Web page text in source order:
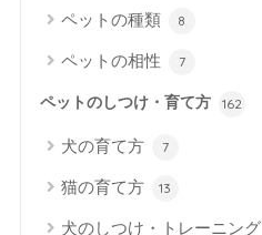
ペットの種類 8
ペットの相性 7
ペットのしつけ・育て方 162
犬の育て方 7
猫の育て方 13
犬のしつけ・トレーニング